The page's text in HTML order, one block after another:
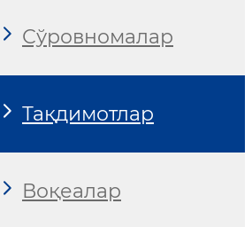
Сўровномалар
Тақдимотлар
Воқеалар